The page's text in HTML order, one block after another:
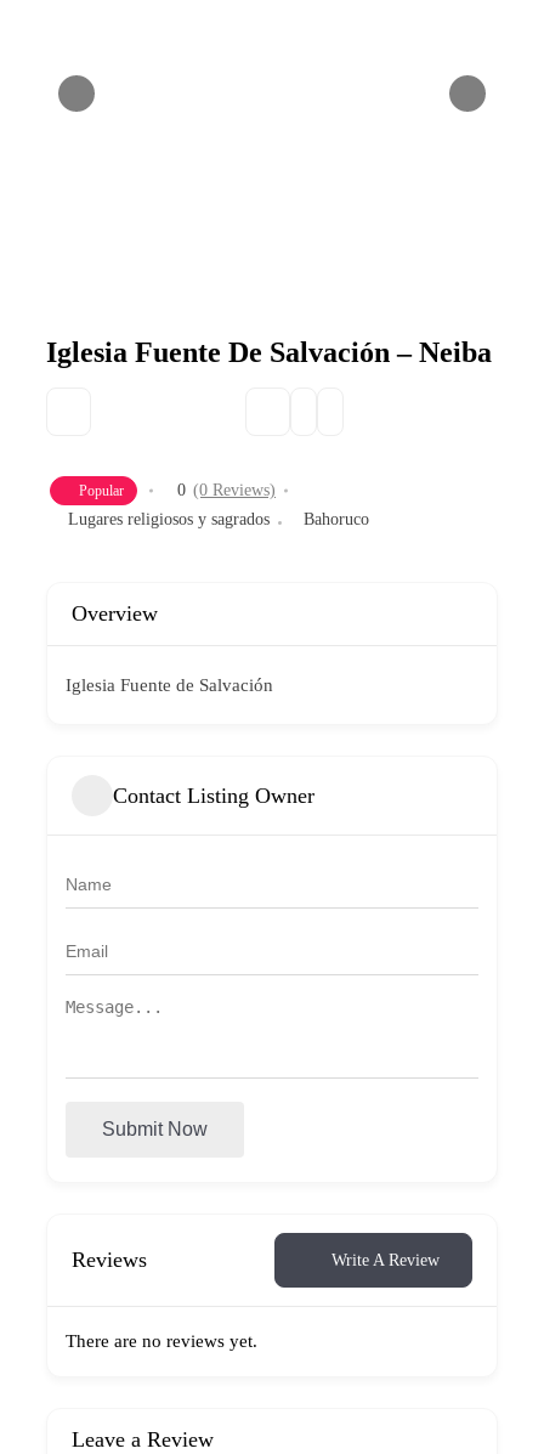
Iglesia Fuente De Salvación – Neiba
Popular 0 (0 Reviews)
Lugares religiosos y sagrados
Bahoruco
Overview
Iglesia Fuente de Salvación
Contact Listing Owner
Submit Now
Reviews Write A Review
There are no reviews yet.
Leave a Review